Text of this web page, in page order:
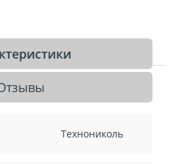
Технониколь